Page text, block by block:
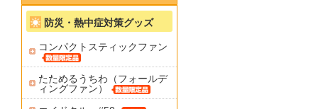
防災・熱中症対策グッズ
コンパクトスティックファン
たためるうちわ（フォールデ
ィングファン）